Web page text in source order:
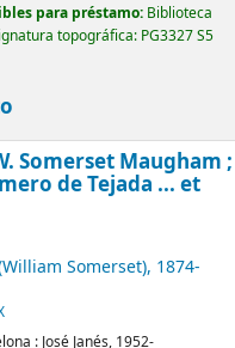
para préstamo: Biblioteca
topográfica: PG3327 S5
Somerset Maugham ;
de Tejada ... et
Somerset), 1874-
: José Janés, 1952-